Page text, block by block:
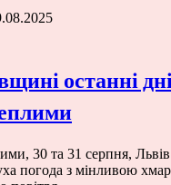
останні
30 та 31 серпня, Львів
погода з мінливою